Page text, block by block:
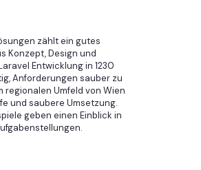
zählt ein gutes
Konzept, Design und
Entwicklung in 1230
Anforderungen sauber zu
regionalen Umfeld von Wien
und saubere Umsetzung.
geben einen Einblick in